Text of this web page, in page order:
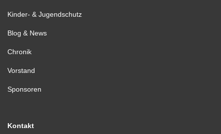
Kinder- & Jugendschutz
Blog & News
Chronik
Vorstand
Sponsoren
Kontakt